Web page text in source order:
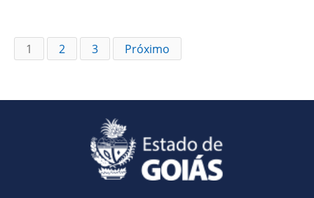
1 2 3 Próximo